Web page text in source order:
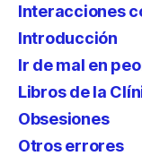
Interacciones
Introducción
Ir de mal en
Libros de la
Obsesiones
Otros errores